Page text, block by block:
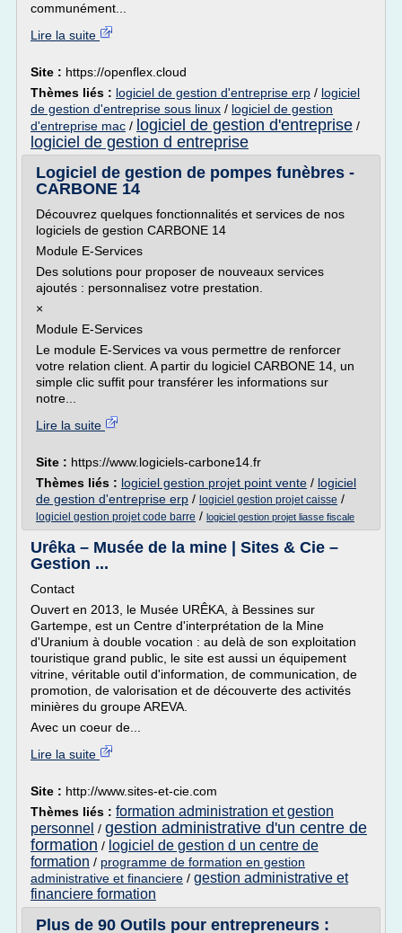
communément...
Lire la suite
Site : https://openflex.cloud
Thèmes liés : logiciel de gestion d'entreprise erp / logiciel
de gestion d'entreprise sous linux / logiciel de gestion
d'entreprise mac / logiciel de gestion d'entreprise /
logiciel de gestion d entreprise
Logiciel de gestion de pompes funèbres -
CARBONE 14
Découvrez quelques fonctionnalités et services de nos
logiciels de gestion CARBONE 14
Module E-Services
Des solutions pour proposer de nouveaux services
ajoutés : personnalisez votre prestation.
×
Module E-Services
Le module E-Services va vous permettre de renforcer
votre relation client. A partir du logiciel CARBONE 14, un
simple clic suffit pour transférer les informations sur
notre...
Lire la suite
Site : https://www.logiciels-carbone14.fr
Thèmes liés : logiciel gestion projet point vente / logiciel
de gestion d'entreprise erp / logiciel gestion projet caisse /
logiciel gestion projet code barre / logiciel gestion projet liasse fiscale
Urêka – Musée de la mine | Sites & Cie –
Gestion ...
Contact
Ouvert en 2013, le Musée URÊKA, à Bessines sur
Gartempe, est un Centre d'interprétation de la Mine
d'Uranium à double vocation : au delà de son exploitation
touristique grand public, le site est aussi un équipement
vitrine, véritable outil d'information, de communication, de
promotion, de valorisation et de découverte des activités
minières du groupe AREVA.
Avec un coeur de...
Lire la suite
Site : http://www.sites-et-cie.com
Thèmes liés : formation administration et gestion
personnel / gestion administrative d'un centre de
formation / logiciel de gestion d un centre de
formation / programme de formation en gestion
administrative et financiere / gestion administrative et
financiere formation
Plus de 90 Outils pour entrepreneurs :